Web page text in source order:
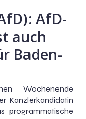
AfD-
auch
Baden-
Wochenende
Kanzlerkandidatin
programmatische